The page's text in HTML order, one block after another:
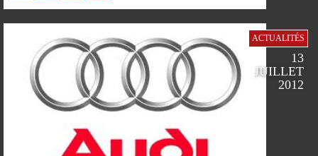
SUR SUR
ACTUALITÉS
13
JUILLET
2012